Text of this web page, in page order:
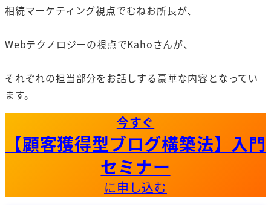
相続マーケティング視点でむねお所長が、
Webテクノロジーの視点でKahoさんが、
それぞれの担当部分をお話しする豪華な内容となってい
ます。
今すぐ
【顧客獲得型ブログ構築法】入門
セミナー
に申し込む